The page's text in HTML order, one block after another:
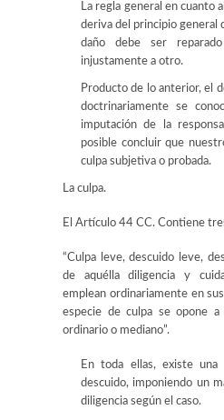
La regla general en cuanto
deriva del principio general
daño debe ser
injustamente a otro.
Producto de lo anterior, el
doctrinariamente se
imputación de la
posible concluir que
culpa subjetiva o probada.
La culpa.
El Artículo 44 CC. Contiene
“Culpa leve, descuido leve,
de aquélla diligencia y
emplean ordinariamente en
especie de culpa se opone a
ordinario o mediano”.
En toda ellas, existe
descuido, imponiendo un
diligencia según el caso.